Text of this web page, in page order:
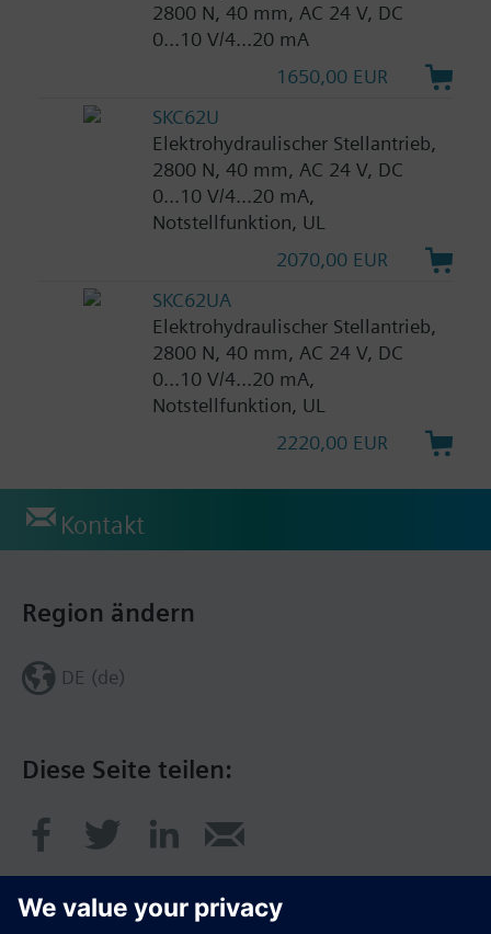
2800 N, 40 mm, AC 24 V, DC
0...10 V/4...20 mA
1650,00 EUR
SKC62U
Elektrohydraulischer Stellantrieb,
2800 N, 40 mm, AC 24 V, DC
0...10 V/4...20 mA,
Notstellfunktion, UL
2070,00 EUR
SKC62UA
Elektrohydraulischer Stellantrieb,
2800 N, 40 mm, AC 24 V, DC
0...10 V/4...20 mA,
Notstellfunktion, UL
2220,00 EUR
Kontakt
Diese Seite teilen:
Region ändern
DE (de)